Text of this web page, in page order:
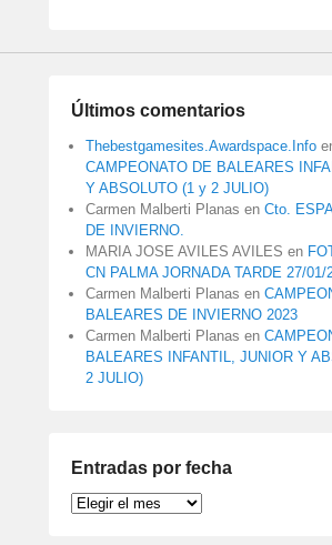
Últimos comentarios
Thebestgamesites.Awardspace.Info
CAMPEONATO DE BALEARES
Y ABSOLUTO (1 y 2 JULIO)
Carmen Malberti Planas en Cto.
DE INVIERNO.
MARIA JOSE AVILES AVILES en
CN PALMA JORNADA TARDE 27/01/
Carmen Malberti Planas en
BALEARES DE INVIERNO 2023
Carmen Malberti Planas en
BALEARES INFANTIL, JUNIOR Y
2 JULIO)
Entradas por fecha
Entradas